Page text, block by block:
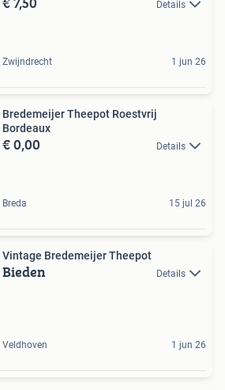
Details
Zwijndrecht 1 jun 26
Bredemeijer Theepot Roestvrij
Bordeaux
€ 0,00 Details
Breda 15 jul 26
Vintage Bredemeijer Theepot
Bieden Details
Veldhoven 1 jun 26